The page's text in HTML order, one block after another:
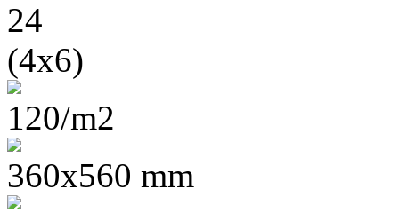
24
(4x6)
120/m2
360x560 mm